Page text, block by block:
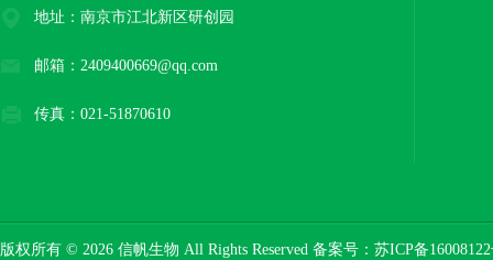
地址：南京市江北新区研创园
邮箱：2409400669@qq.com
传真：021-51870610
版权所有 © 2026 信帆生物 All Rights Reserved 备案号： 苏ICP备